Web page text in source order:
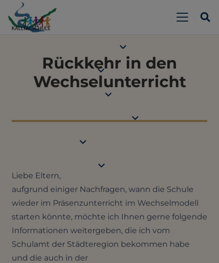
Rückkehr in den
Wechselunterricht
Liebe Eltern,
aufgrund einiger Nachfragen, wann die Schule
wieder im Präsenzunterricht im Wechselmodell
starten könnte, möchte ich Ihnen gerne folgende
Informationen weitergeben, die ich vom
Schulamt der Städteregion bekommen habe
und die auch in der